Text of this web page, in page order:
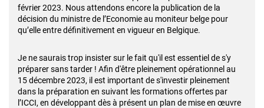
février 2023. Nous attendons encore la publication de la
décision du ministre de l’Economie au moniteur belge pour
qu’elle entre définitivement en vigueur en Belgique.
Je ne saurais trop insister sur le fait qu'il est essentiel de s'y
préparer sans tarder ! Afin d'être pleinement opérationnel au
15 décembre 2023, il est important de s'investir pleinement
dans la préparation en suivant les formations offertes par
l’ICCI, en développant dès à présent un plan de mise en œuvre